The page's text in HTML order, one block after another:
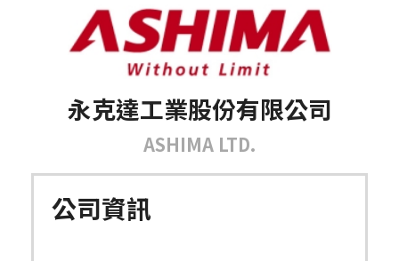
永克達工業股份有限公司
ASHIMA LTD.
公司資訊